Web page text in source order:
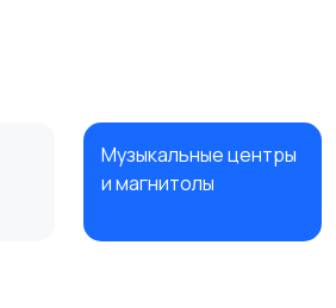
Музыкальные центры
и магнитолы